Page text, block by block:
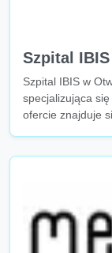
Szpital IBIS
Szpital IBIS w
specjalizująca
ofercie znajduje